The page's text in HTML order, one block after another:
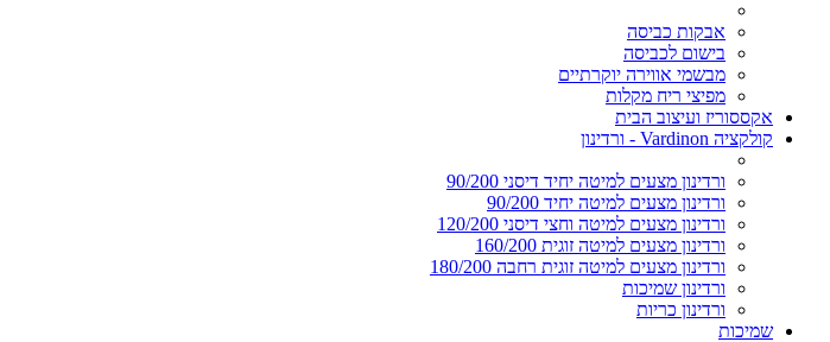
אבקות כביסה
בישום לכביסה
מבשמי אווירה יוקרתיים
מפיצי ריח מקלות
אקססוריז ועיצוב הבית
קולקציה Vardinon - ורדינון
ורדינון מצעים למיטה יחיד דיסני 90/200
ורדינון מצעים למיטה יחיד 90/200
ורדינון מצעים למיטה וחצי דיסני 120/200
ורדינון מצעים למיטה זוגית 160/200
ורדינון מצעים למיטה זוגית רחבה 180/200
ורדינון שמיכות
ורדינון כריות
שמיכות